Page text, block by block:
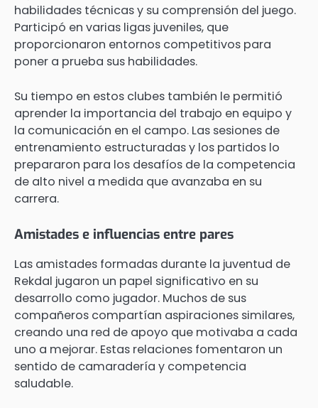
habilidades técnicas y su comprensión del juego.
Participó en varias ligas juveniles, que
proporcionaron entornos competitivos para
poner a prueba sus habilidades.
Su tiempo en estos clubes también le permitió
aprender la importancia del trabajo en equipo y
la comunicación en el campo. Las sesiones de
entrenamiento estructuradas y los partidos lo
prepararon para los desafíos de la competencia
de alto nivel a medida que avanzaba en su
carrera.
Amistades e influencias entre pares
Las amistades formadas durante la juventud de
Rekdal jugaron un papel significativo en su
desarrollo como jugador. Muchos de sus
compañeros compartían aspiraciones similares,
creando una red de apoyo que motivaba a cada
uno a mejorar. Estas relaciones fomentaron un
sentido de camaradería y competencia
saludable.